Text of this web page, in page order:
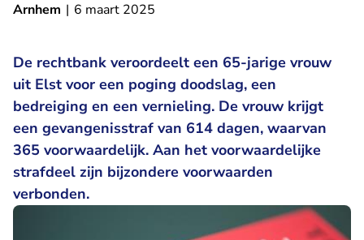
Arnhem | 6 maart 2025
De rechtbank veroordeelt een 65-jarige vrouw
uit Elst voor een poging doodslag, een
bedreiging en een vernieling. De vrouw krijgt
een gevangenisstraf van 614 dagen, waarvan
365 voorwaardelijk. Aan het voorwaardelijke
strafdeel zijn bijzondere voorwaarden
verbonden.